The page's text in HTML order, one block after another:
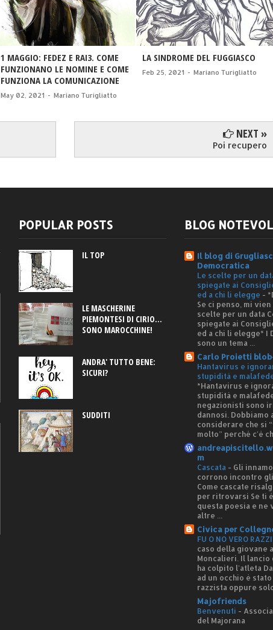
1 MAGGIO: FEDEZ E RAI3. COME
FUNZIONANO LE NOMINE E COME
FUNZIONA LA COMUNICAZIONE
May 02, 2021 - Mariano Turigliatto
LA SINDROME DEL FUGGIASCO
Feb 25, 2021 - Mariano Turigliatto
NEXT »
Poi recupero
POPULAR POSTS
IL TOP
LE MASCHERINE
PIEMONTESI DI CIRIO...
SONO MAROCCHINE!
ANDRA' TUTTO BENE:
SICURI?
SUDDITI
BLOG
Il blog di
Democratica
Le scelte per un
spiegate ai
ed a chi li elegge -
Se ci penso, mi
scelte per un data
spiegate ai
ed a chi li elegge* I
sono un tema ...
Carlo Proietti
Hantavirus e
stupidità e
*Hantavirus e
stupidità e
negazionisti sono
dannosi. Dobbiamo
considerare che si
molto” perché c'è
m
Cascata - Gli
corrono incontro
Come cascate
per ritrovarsi Se ti
questa poesia e ne
altre ...
Civica per
FU O NO VERO
caso della giovane
Moncalieri. Il lancio
ha colpito l'atleta
ad un occhio è
razzista oppure
Majofriends
Benvenuti -
del Majorana